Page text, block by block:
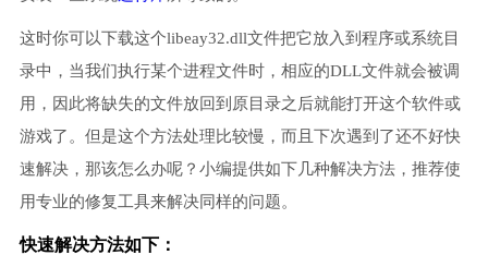
这时你可以下载这个libeay32.dll文件把它放入到程序或系统目
录中，当我们执行某个进程文件时，相应的DLL文件就会被调
用，因此将缺失的文件放回到原目录之后就能打开这个软件或
游戏了。但是这个方法处理比较慢，而且下次遇到了还不好快
速解决，那该怎么办呢？小编提供如下几种解决方法，推荐使
用专业的修复工具来解决同样的问题。
快速解决方法如下：